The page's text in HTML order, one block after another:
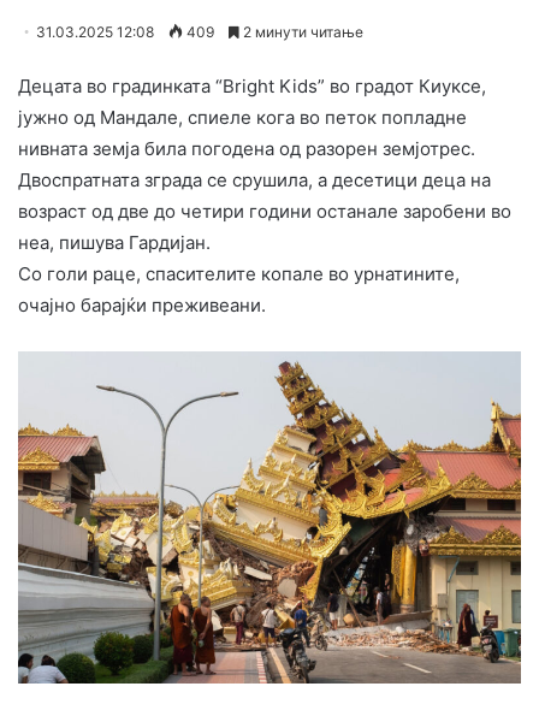
31.03.2025 12:08 409 2 минути читање
Децата во градинката “Bright Kids” во градот Киуксе,
јужно од Мандале, спиеле кога во петок попладне
нивната земја била погодена од разорен земјотрес.
Двоспратната зграда се срушила, а десетици деца на
возраст од две до четири години останале заробени во
неа, пишува Гардијан.
Со голи раце, спасителите копале во урнатините,
очајно барајќи преживеани.